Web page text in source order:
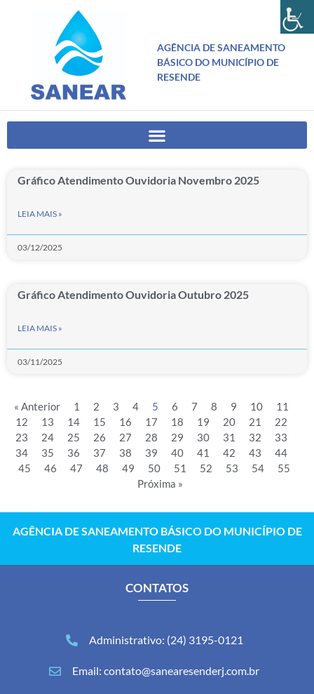
AGÊNCIA DE SANEAMENTO
BÁSICO DO MUNICÍPIO DE
RESENDE
Gráfico Atendimento Ouvidoria Novembro 2025
LEIA MAIS »
03/12/2025
Gráfico Atendimento Ouvidoria Outubro 2025
LEIA MAIS »
03/11/2025
« Anterior 1 2 3 4 5 6 7 8 9 10
11
12
13 14 15 16 17 18 19 20 21
22
23
24 25 26 27 28 29 30 31 32
33
34
35 36 37 38 39 40 41 42 43
44
45
46 47 48 49 50 51 52 53 54
55
Próxima »
AGÊNCIA DE SANEAMENTO BÁSICO DO MUNICÍPIO DE
RESENDE
CONTATOS
Administrativo: (24) 3195-0121
Email: contato@sanearesenderj.com.br